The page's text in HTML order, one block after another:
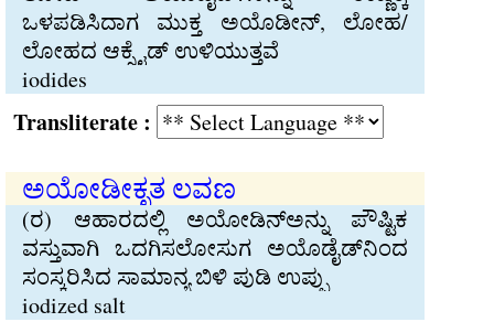
ಒಳಪಡಿಸಿದಾಗ ಮುಕ್ತ ಅಯೊಡೀನ್, ಲೋಹ/
ಲೋಹದ ಆಕ್ಸೈಡ್ ಉಳಿಯುತ್ತವೆ
iodides
:
ಅಯೋಡೀಕೃತ ಲವಣ
(ರ) ಆಹಾರದಲ್ಲಿ ಅಯೋಡಿನ್‌ಅನ್ನು ಪೌಷ್ಟಿಕ
ವಸ್ತುವಾಗಿ ಒದಗಿಸಲೋಸುಗ ಅಯೊಡೈಡ್‌ನಿಂದ
ಸಂಸ್ಕರಿಸಿದ ಸಾಮಾನ್ಯ ಬಿಳಿ ಪುಡಿ ಉಪ್ಪು
iodized salt